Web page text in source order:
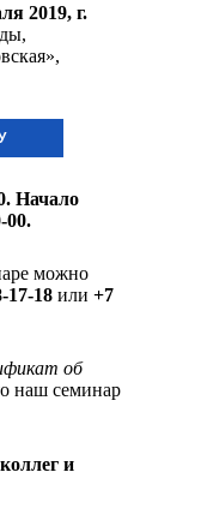
2019, г.
Начало
00.
можно
17-18 или +7
об
наш семинар
и